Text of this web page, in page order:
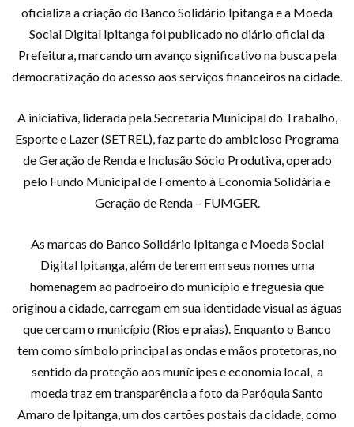
oficializa a criação do Banco Solidário Ipitanga e a Moeda
Social Digital Ipitanga foi publicado no diário oficial da
Prefeitura, marcando um avanço significativo na busca pela
democratização do acesso aos serviços financeiros na cidade.
A iniciativa, liderada pela Secretaria Municipal do Trabalho,
Esporte e Lazer (SETREL), faz parte do ambicioso Programa
de Geração de Renda e Inclusão Sócio Produtiva, operado
pelo Fundo Municipal de Fomento à Economia Solidária e
Geração de Renda – FUMGER.
As marcas do Banco Solidário Ipitanga e Moeda Social
Digital Ipitanga, além de terem em seus nomes uma
homenagem ao padroeiro do município e freguesia que
originou a cidade, carregam em sua identidade visual as águas
que cercam o município (Rios e praias). Enquanto o Banco
tem como símbolo principal as ondas e mãos protetoras, no
sentido da proteção aos munícipes e economia local, a
moeda traz em transparência a foto da Paróquia Santo
Amaro de Ipitanga, um dos cartões postais da cidade, como